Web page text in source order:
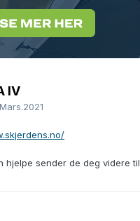
IV
hjelpe sender de deg videre til